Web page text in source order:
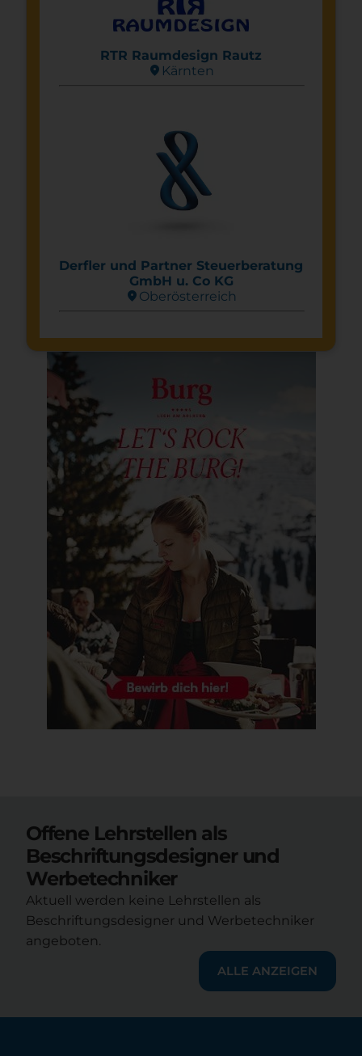
RTR Raumdesign Rautz
location_on Kärnten
Derfler und Partner Steuerberatung
GmbH u. Co KG
location_on Ober­österreich
Offene Lehrstellen als
Beschriftungsdesigner und
Werbetechniker
Aktuell werden keine Lehrstellen als
Beschriftungsdesigner und Werbetechniker
angeboten.
ALLE ANZEIGEN